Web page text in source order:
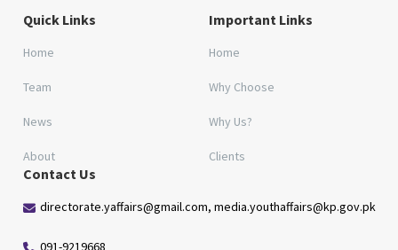
Quick Links
Home
Team
News
About
Important Links
Home
Why Choose
Why Us?
Clients
Contact Us
directorate.yaffairs@gmail.com, media.youthaffairs@kp.gov.pk
091-9219668